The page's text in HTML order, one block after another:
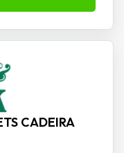
CADEIRA